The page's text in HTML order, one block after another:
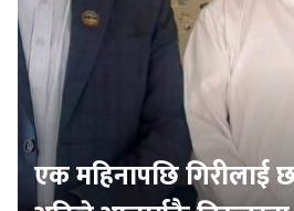
एक महिनापछि गिरीलाई